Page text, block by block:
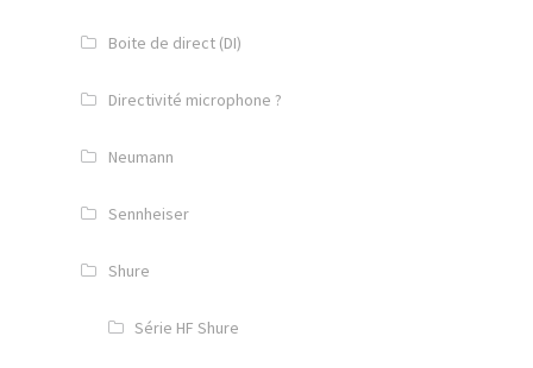
Boite de direct (DI)
Directivité microphone ?
Neumann
Sennheiser
Shure
Série HF Shure